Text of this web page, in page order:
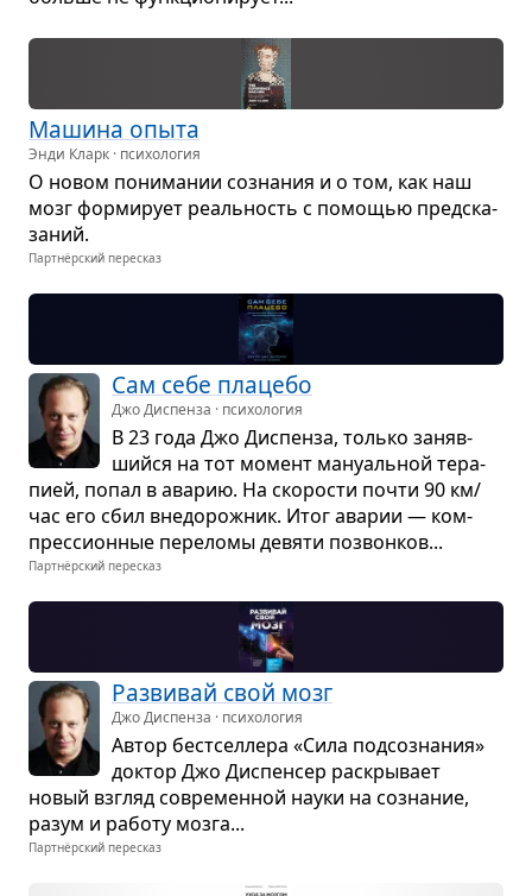
Машина опыта
Энди Кларк · психология
О новом пони­ма­нии созна­ния и о том, как наш
мозг фор­ми­рует реаль­ность с помо­щью пред­ска­
за­ний.
Партнёрский пересказ
Сам себе пла­цебо
Джо Диспенза · психология
В 23 года Джо Дис­пенза, только заняв­
шийся на тот момент ману­аль­ной тера­
пией, попал в ава­рию. На ско­ро­сти почти 90 км/
час его сбил вне­до­рож­ник. Итог ава­рии — ком­
прес­си­он­ные пере­ломы девяти позвон­ков...
Партнёрский пересказ
Раз­ви­вай свой мозг
Джо Диспенза · психология
Автор бест­сел­лера «Сила под­со­зна­ния»
док­тор Джо Дис­пен­сер рас­кры­вает
новый взгляд совре­мен­ной науки на созна­ние,
разум и работу мозга...
Партнёрский пересказ